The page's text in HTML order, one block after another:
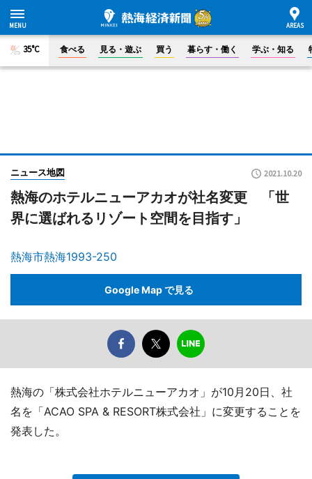
35°C 食べる 見る・遊ぶ 買う 暮らす・働く 学ぶ・知る
ニュース地図 2021.10.20
熱海のホテルニューアカオが社名変更 「世
界に選ばれるリゾート空間を目指す」
熱海市熱海1993-250
Google Map で見る
熱海の「株式会社ホテルニューアカオ」が10月20日、社
名を「ACAO SPA & RESORT株式会社」に変更することを
発表した。